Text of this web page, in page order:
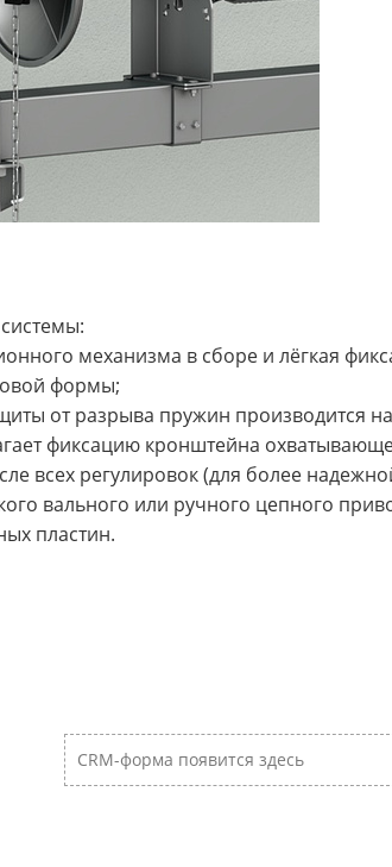
механизма в сборе и лёгкая
формы;
от разрыва пружин производится
фиксацию кронштейна
всех регулировок (для более
вального или ручного цепного
пластин.
CRM-форма появится здесь